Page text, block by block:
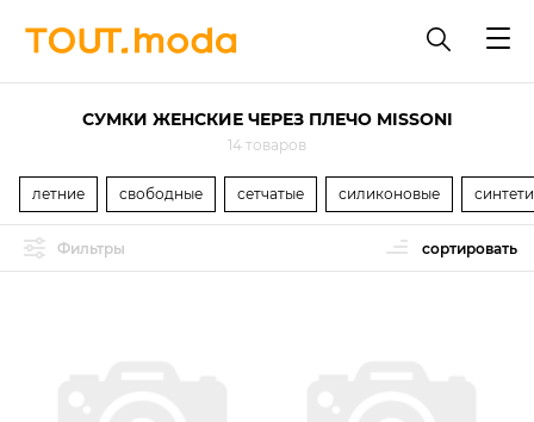
СУМКИ ЖЕНСКИЕ ЧЕРЕЗ ПЛЕЧО MISSONI
14 товаров
летние свободные сетчатые силиконовые
Фильтры сортировать